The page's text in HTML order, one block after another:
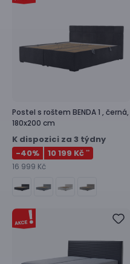
Postel s roštem BENDA 1 , černá,
180x200 cm
K dispozici za 3 týdny
-40% 10 199 Kč **
16 999 Kč